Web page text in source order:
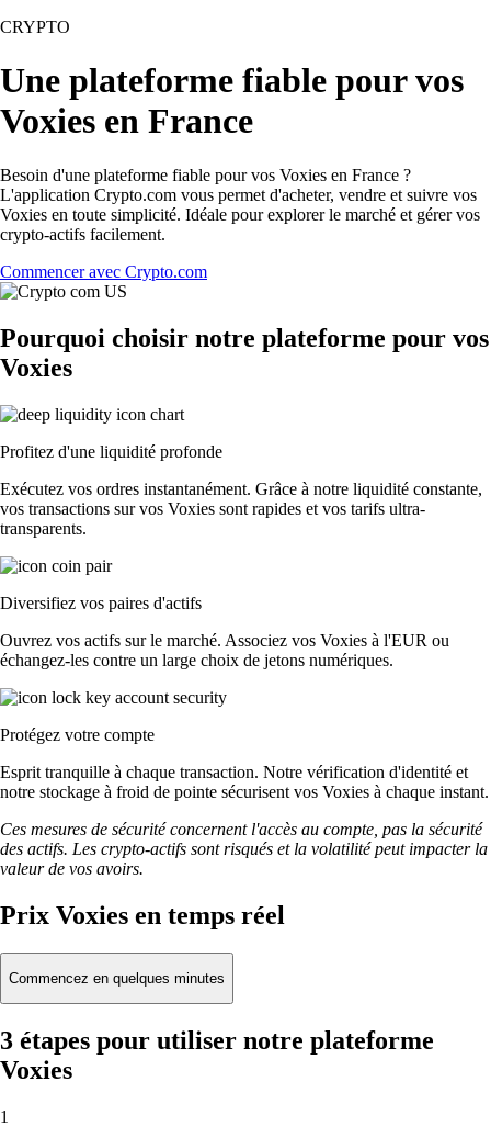
CRYPTO
Une plateforme fiable pour vos
Voxies en France
Besoin d'une plateforme fiable pour vos Voxies en France ?
L'application Crypto.com vous permet d'acheter, vendre et suivre vos
Voxies en toute simplicité. Idéale pour explorer le marché et gérer vos
crypto-actifs facilement.
Commencer avec Crypto.com
Pourquoi choisir notre plateforme pour vos
Voxies
Profitez d'une liquidité profonde
Exécutez vos ordres instantanément. Grâce à notre liquidité constante,
vos transactions sur vos Voxies sont rapides et vos tarifs ultra-
transparents.
Diversifiez vos paires d'actifs
Ouvrez vos actifs sur le marché. Associez vos Voxies à l'EUR ou
échangez-les contre un large choix de jetons numériques.
Protégez votre compte
Esprit tranquille à chaque transaction. Notre vérification d'identité et
notre stockage à froid de pointe sécurisent vos Voxies à chaque instant.
Ces mesures de sécurité concernent l'accès au compte, pas la sécurité
des actifs. Les crypto-actifs sont risqués et la volatilité peut impacter la
valeur de vos avoirs.
Prix Voxies en temps réel
Commencez en quelques minutes
3 étapes pour utiliser notre plateforme
Voxies
1